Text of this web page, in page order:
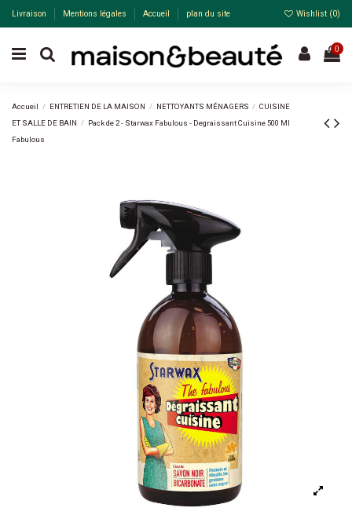
Livraison Mentions légales Accueil plan du site Wishlist (0)
0
Accueil ENTRETIEN DE LA MAISON NETTOYANTS MÉNAGERS
CUISINE
ET SALLE DE BAIN
Pack de 2 - Starwax Fabulous - Degraissant Cuisine 500 Ml
Fabulous